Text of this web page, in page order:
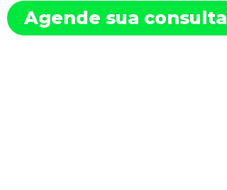
Agende sua consulta